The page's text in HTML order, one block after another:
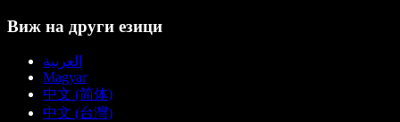
Виж на други езици
العربية
Magyar
中文 (简体)
中文 (台灣)